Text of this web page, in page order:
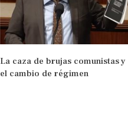
La caza de brujas comunistas y
el cambio de régimen